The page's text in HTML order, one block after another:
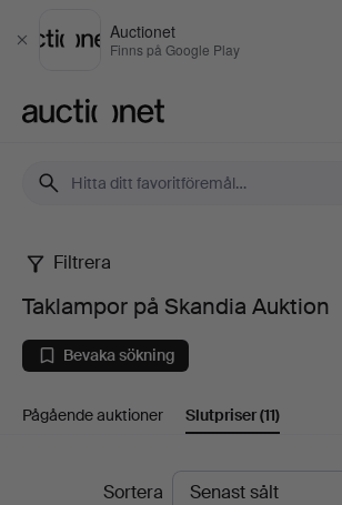
Stäng
Auctionet
Finns på Google Play
Taklampor
på
Skandia
Auktion
Filtrera
Taklampor på Skandia Auktion
Bevaka sökning
Pågående auktioner Slutpriser(11)
SlutpriserSortera